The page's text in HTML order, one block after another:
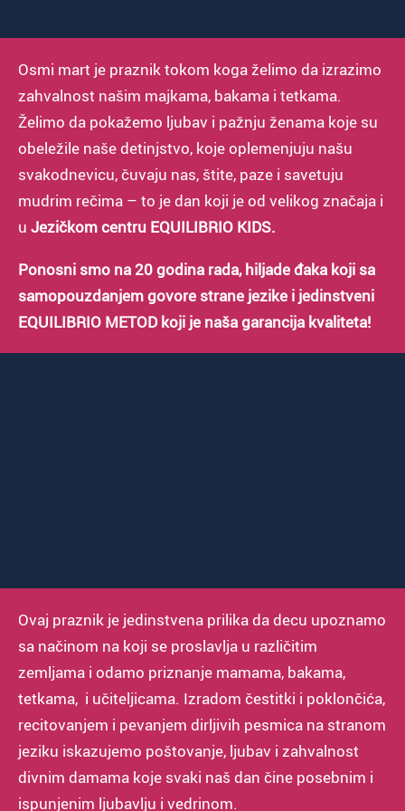
Osmi mart je praznik tokom koga želimo da izrazimo
zahvalnost našim majkama, bakama i tetkama.
Želimo da pokažemo ljubav i pažnju ženama koje su
obeležile naše detinjstvo, koje oplemenjuju našu
svakodnevicu, čuvaju nas, štite, paze i savetuju
mudrim rečima – to je dan koji je od velikog značaja i
u Jezičkom centru EQUILIBRIO KIDS.
Ponosni smo na 20 godina rada, hiljade đaka koji sa
samopouzdanjem govore strane jezike i jedinstveni
EQUILIBRIO METOD koji je naša garancija kvaliteta!
Ovaj praznik je jedinstvena prilika da decu upoznamo
sa načinom na koji se proslavlja u različitim
zemljama i odamo priznanje mamama, bakama,
tetkama, i učiteljicama. Izradom čestitki i poklončića,
recitovanjem i pevanjem dirljivih pesmica na stranom
jeziku iskazujemo poštovanje, ljubav i zahvalnost
divnim damama koje svaki naš dan čine posebnim i
ispunjenim ljubavlju i vedrinom.